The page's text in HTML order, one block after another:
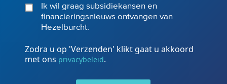
Ik wil graag subsidiekansen en
financieringsnieuws ontvangen van
Hezelburcht.
Zodra u op 'Verzenden' klikt gaat u akkoord
met ons privacybeleid.